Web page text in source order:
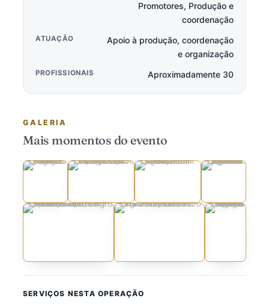
Promotores, Produção e
coordenação
ATUAÇÃO
Apoio à produção, coordenação
e organização
PROFISSIONAIS Aproximadamente 30
GALERIA
Mais momentos do evento
SERVIÇOS NESTA OPERAÇÃO